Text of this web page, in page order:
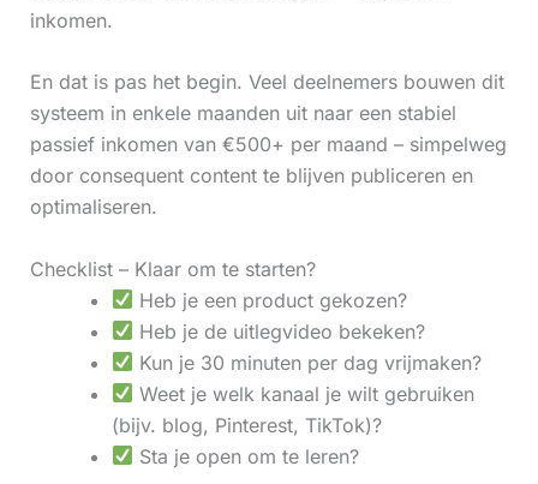
inkomen.
En dat is pas het begin. Veel deelnemers bouwen dit
systeem in enkele maanden uit naar een stabiel
passief inkomen van €500+ per maand – simpelweg
door consequent content te blijven publiceren en
optimaliseren.
Checklist – Klaar om te starten?
Heb je een product gekozen?
Heb je de uitlegvideo bekeken?
Kun je 30 minuten per dag vrijmaken?
Weet je welk kanaal je wilt gebruiken
(bijv. blog, Pinterest, TikTok)?
Sta je open om te leren?